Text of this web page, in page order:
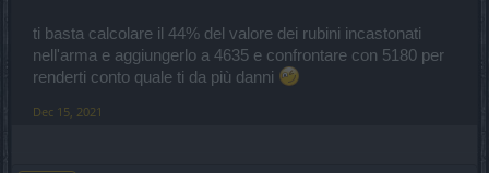
ti basta calcolare il 44% del valore dei rubini incastonati
nell'arma e aggiungerlo a 4635 e confrontare con 5180 per
renderti conto quale ti da più danni
Dec 15, 2021